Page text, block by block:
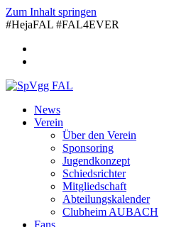
Zum Inhalt springen
#HejaFAL #FAL4EVER
News
Verein
Über den Verein
Sponsoring
Jugendkonzept
Schiedsrichter
Mitgliedschaft
Abteilungskalender
Clubheim AUBACH
Fans